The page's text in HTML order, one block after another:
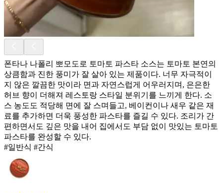
폰타나 나폴리 뽀모도로 토마토 파스타 소스는 토마토 본연의
상큼함과 진한 풍미가 잘 살아 있는 제품이다. 너무 자극적이
지 않은 깔끔한 맛이라 면과 자연스럽게 어우러지며, 은은한
허브 향이 더해져 레스토랑 스타일 분위기를 느끼게 한다. 소
스 농도도 적당해 면에 잘 스며들고, 베이컨이나 새우 같은 재
료를 추가하면 더욱 풍성한 파스타를 즐길 수 있다. 조리가 간
편하면서도 깊은 맛을 내어 집에서도 부담 없이 맛있는 토마토
파스타를 완성할 수 있다.
#일반식 #간식